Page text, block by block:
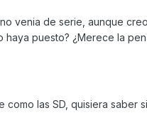
venia de serie, aunque
haya puesto? ¿Merece la
las SD, quisiera saber